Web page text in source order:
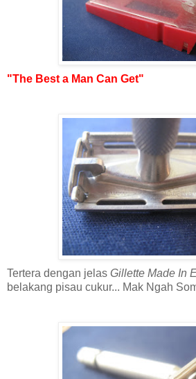
"The Best a Man Can Get"
Tertera dengan jelas Gillette Made In
belakang pisau cukur... Mak Ngah